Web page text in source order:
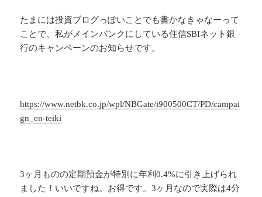
たまには投資ブログっぽいことでも書かなきゃなーって
ことで、私がメインバンクにしている住信SBIネット銀
行のキャンペーンのお知らせです。
https://www.netbk.co.jp/wpl/NBGate/i900500CT/PD/campai
gn_en-teiki
3ヶ月ものの定期預金が特別に年利0.4%に引き上げられ
ました！いいですね。お得です。3ヶ月なので実際は4分